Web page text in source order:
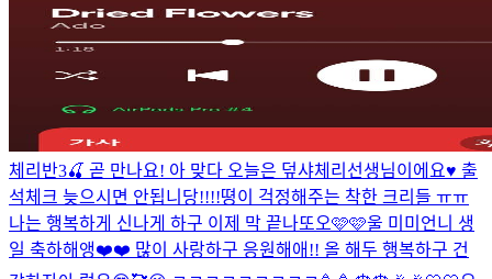
체리반3🍒 곧 만나요! 아 맞다 오늘은 덮샤체리선생님이에요♥️ 출
석체크 늦으시면 안됩니당!!!!뗭이 걱정해주는 착한 크리들 ㅠㅠ
나는 행복하게 신나게 하구 이제 막 끝나또오🩷🩷울 미미언니 생
일 축하해앵❤️❤️ 많이 사랑하구 응원해애!! 올 해두 행복하구 건